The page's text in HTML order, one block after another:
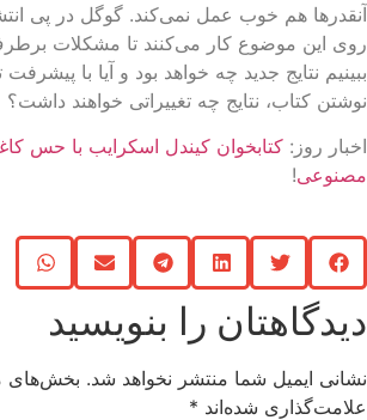
هم خوب عمل نمی‌کند. گوگل در پی
این موضوع کار می‌کنند تا مشکلات برطرف
نتایج جدید چه خواهد بود و آیا با پیشرفت
کتاب، نتایج چه تغییراتی خواهند داشت؟
روز: کتابخوان کیندل اسکرایب با حس
را بنویسید
ایمیل شما منتشر نخواهد شد. بخش‌های
شده‌اند*